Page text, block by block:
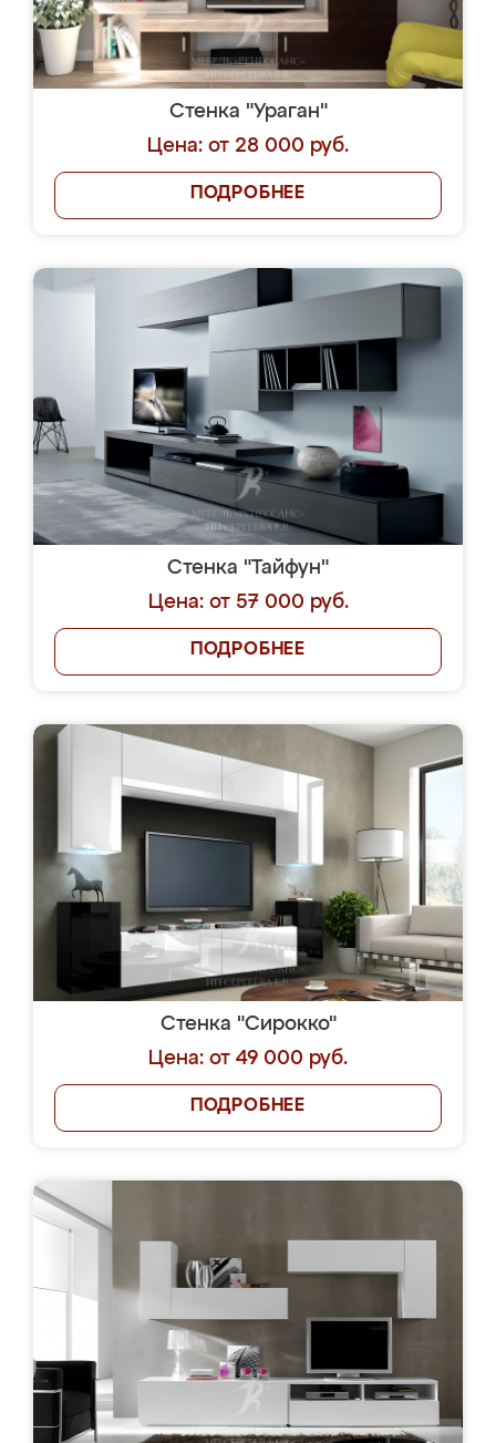
Стенка "Ураган"
Цена: от 28 000 руб.
ПОДРОБНЕЕ
Стенка "Тайфун"
Цена: от 57 000 руб.
ПОДРОБНЕЕ
Стенка "Сирокко"
Цена: от 49 000 руб.
ПОДРОБНЕЕ